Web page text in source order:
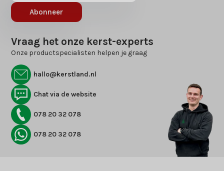
Abonneer
Vraag het onze kerst-experts
Onze productspecialisten helpen je graag
hallo@kerstland.nl
Chat via de website
078 20 32 078
078 20 32 078